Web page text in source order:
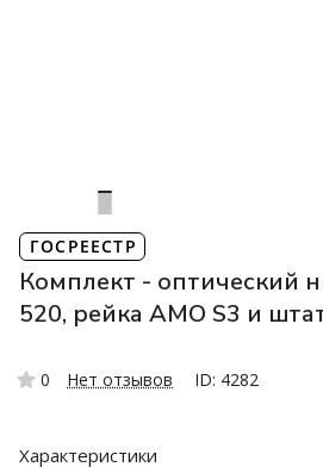
ГОСРЕЕСТР
Комплект - оптический
520, рейка AMO S3 и
0 Нет отзывов ID: 4282
Характеристики